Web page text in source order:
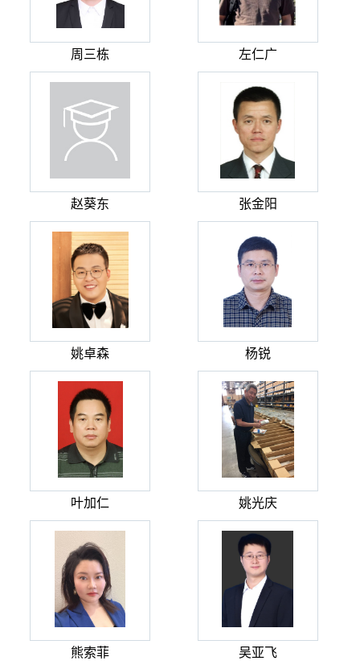
周三栋 左仁广
赵葵东 张金阳
姚卓森 杨锐
叶加仁 姚光庆
熊索菲 吴亚飞